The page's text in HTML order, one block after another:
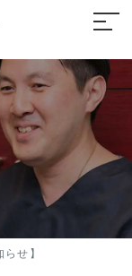
らせ】